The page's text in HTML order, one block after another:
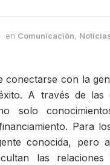
en Comunicación,
conectarse con la
A través de las
solo
Para
conocida, pero
las relaciones